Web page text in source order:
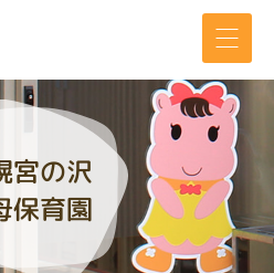
宮の沢
保育園